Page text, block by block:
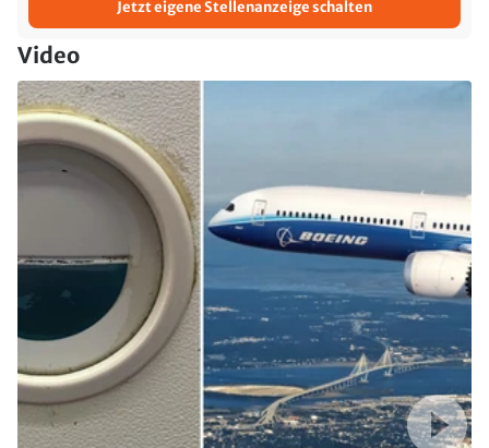
Jetzt eigene Stellenanzeige schalten
Video